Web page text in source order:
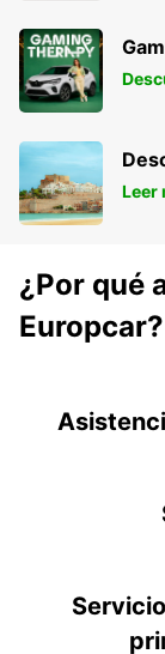
Leer
¿Por qué
Europcar?